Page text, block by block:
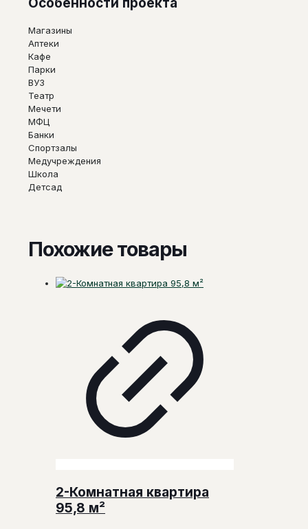
Особенности проекта
Магазины
Аптеки
Кафе
Парки
ВУЗ
Театр
Мечети
МФЦ
Банки
Спортзалы
Медучреждения
Школа
Детсад
Похожие товары
2-Комнатная квартира
95,8 м²